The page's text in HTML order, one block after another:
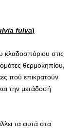
fulva)
κλαδοσπόριου στις
θερμοκηπίου,
πού επικρατούν
την μετάδοσή
τα φυτά στα